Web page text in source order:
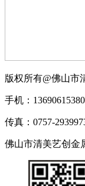
版权所有@佛山
手机：
传真：0757-
佛山市清美艺创金